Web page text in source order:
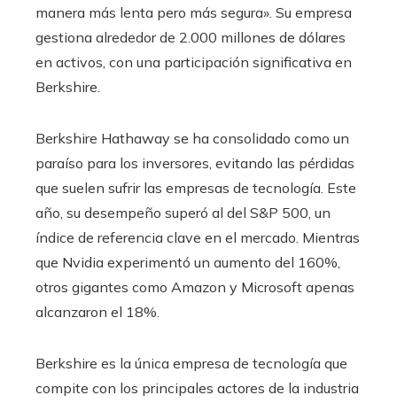
manera más lenta pero más segura». Su empresa
gestiona alrededor de 2.000 millones de dólares
en activos, con una participación significativa en
Berkshire.
Berkshire Hathaway se ha consolidado como un
paraíso para los inversores, evitando las pérdidas
que suelen sufrir las empresas de tecnología. Este
año, su desempeño superó al del S&P 500, un
índice de referencia clave en el mercado. Mientras
que Nvidia experimentó un aumento del 160%,
otros gigantes como Amazon y Microsoft apenas
alcanzaron el 18%.
Berkshire es la única empresa de tecnología que
compite con los principales actores de la industria